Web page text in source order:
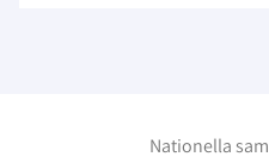
Nationella